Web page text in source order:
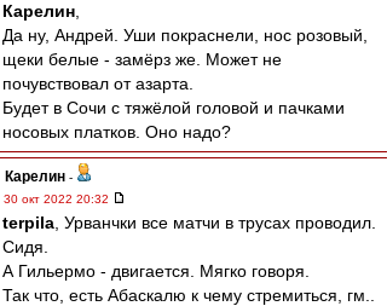
Карелин
Да ну, Андрей. Уши покраснели, нос розовый,
щеки белые - замёрз же. Может не
почувствовал от азарта.
Будет в Сочи с тяжёлой головой и пачками
носовых платков. Оно надо?
Карелин -
30 окт 2022 20:32
terpila , Урванчки все матчи в трусах проводил.
Сидя.
А Гильермо - двигается. Мягко говоря.
Так что, есть Абаскалю к чему стремиться, гм..